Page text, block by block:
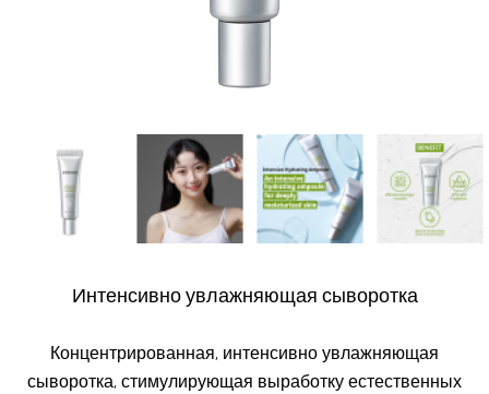
Интенсивно увлажняющая сыворотка
Концентрированная, интенсивно увлажняющая
сыворотка, стимулирующая выработку естественных